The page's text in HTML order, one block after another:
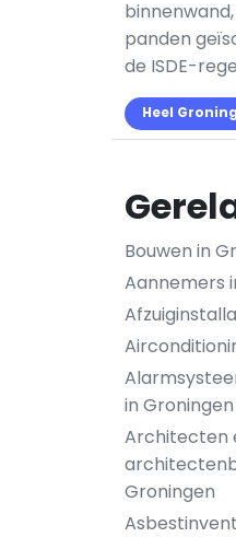
panden
de ISDE-
Heel
Bouwen in
Aannemers
in Groningen
Architecten
Groningen